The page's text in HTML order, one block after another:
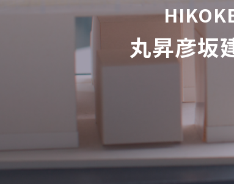
丸昇彦坂